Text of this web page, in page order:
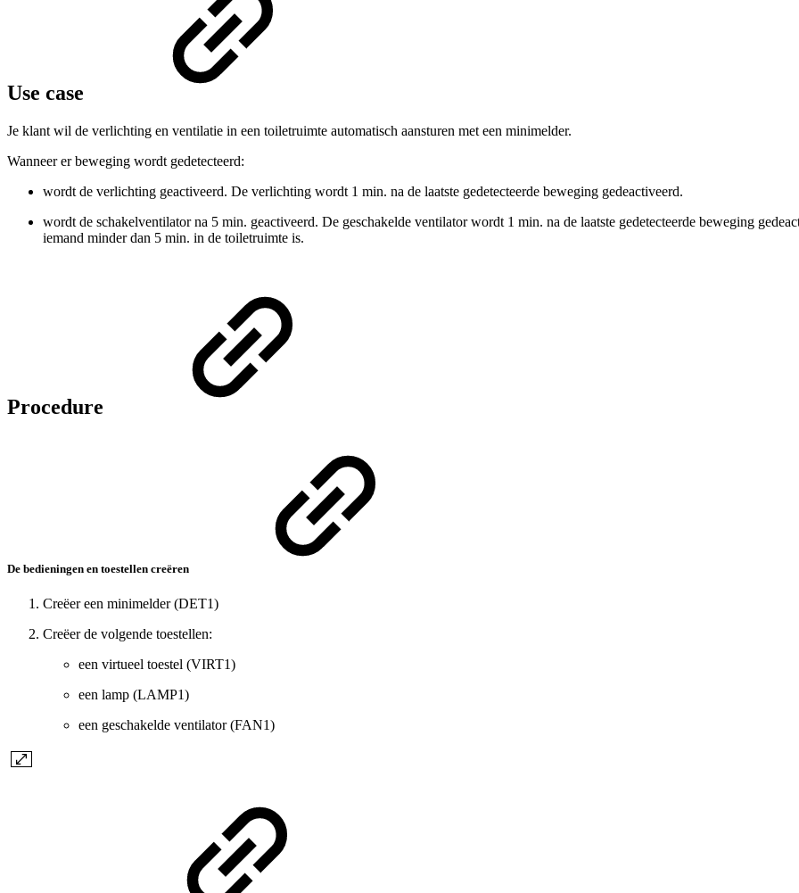
Use case
Je klant wil de verlichting en ventilatie in een toiletruimte automatisch aansturen met een minimelder.
Wanneer er beweging wordt gedetecteerd:
wordt de verlichting geactiveerd. De verlichting wordt 1 min. na de laatste gedetecteerde beweging gedeactiveerd.
wordt de schakelventilator na 5 min. geactiveerd. De geschakelde ventilator wordt 1 min. na de laatste gedetecteerde beweging
iemand minder dan 5 min. in de toiletruimte is.
Procedure
De bedieningen en toestellen creëren
Creëer een minimelder (DET1)
Creëer de volgende toestellen:
een virtueel toestel (VIRT1)
een lamp (LAMP1)
een geschakelde ventilator (FAN1)